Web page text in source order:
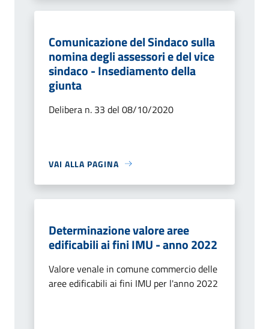
Comunicazione del Sindaco sulla
nomina degli assessori e del vice
sindaco - Insediamento della
giunta
Delibera n. 33 del 08/10/2020
VAI ALLA PAGINA
Determinazione valore aree
edificabili ai fini IMU - anno 2022
Valore venale in comune commercio delle
aree edificabili ai fini IMU per l'anno 2022